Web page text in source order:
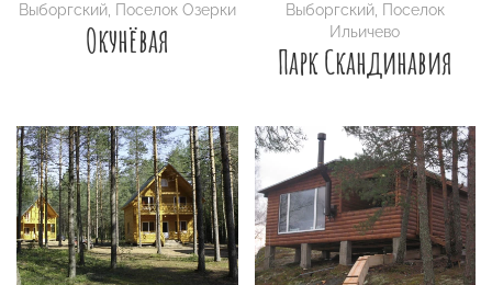
Выборгский, Поселок Озерки
Окунёвая
Выборгский, Поселок
Ильичево
Парк Скандинавия